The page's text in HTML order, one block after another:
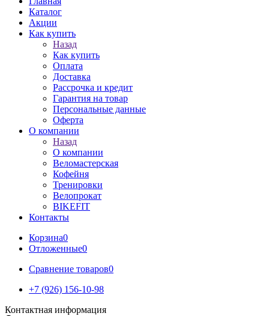
Каталог
Акции
Как купить
Назад
Как купить
Оплата
Доставка
Рассрочка и кредит
Гарантия на товар
Персональные данные
Оферта
О компании
Назад
О компании
Веломастерская
Кофейня
Тренировки
Велопрокат
BIKEFIT
Контакты
Корзина0
Отложенные0
Сравнение товаров0
+7 (926) 156-10-98
Контактная информация